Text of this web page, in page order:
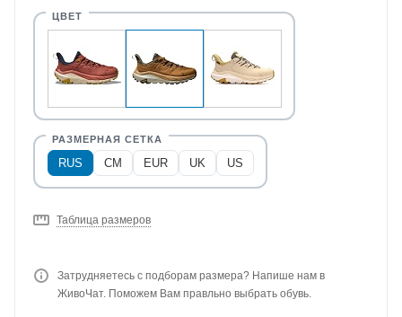
RUS CM EUR UK US
Таблица размеров
Затрудняетесь с подборам размера? Напише нам в
ЖивоЧат. Поможем Вам правльно выбрать обувь.